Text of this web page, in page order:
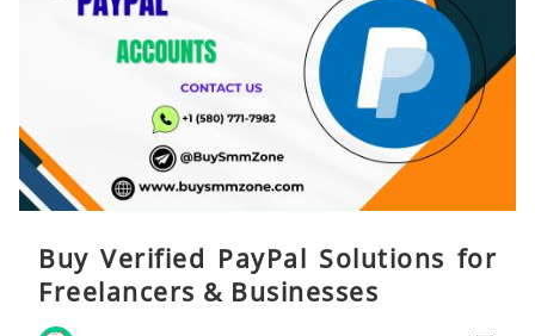
Buy Verified PayPal Solutions for
Freelancers & Businesses